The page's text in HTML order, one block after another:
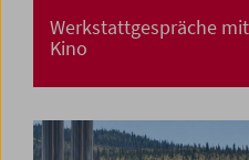
Werkstattgespräche
Kino